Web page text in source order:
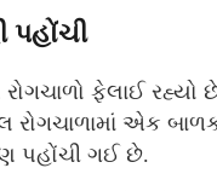
પહોંચી
રોગચાળો ફેલાઈ
રોગચાળામાં એક
પહોંચી ગઈ છે.